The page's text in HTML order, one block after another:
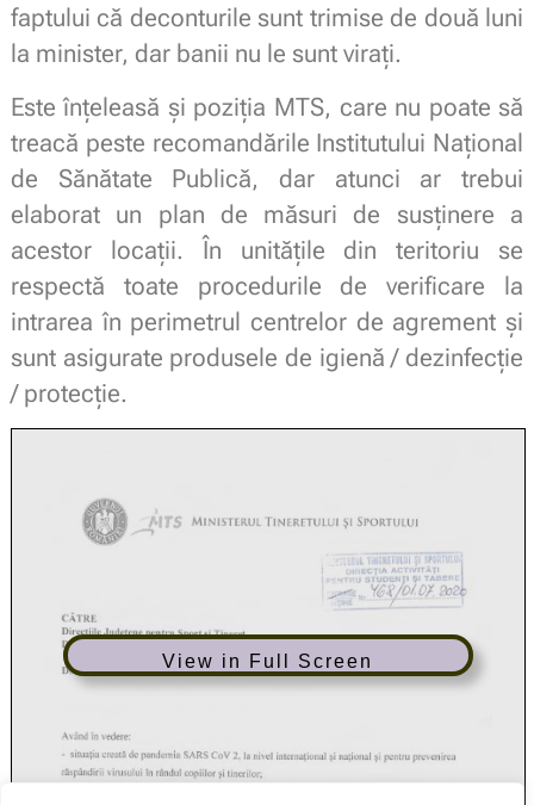
faptului că deconturile sunt trimise de două luni
la minister, dar banii nu le sunt virați.
Este înțeleasă și poziția MTS, care nu poate să
treacă peste recomandările Institutului Național
de Sănătate Publică, dar atunci ar trebui
elaborat un plan de măsuri de susținere a
acestor locații. În unitățile din teritoriu se
respectă toate procedurile de verificare la
intrarea în perimetrul centrelor de agrement și
sunt asigurate produsele de igienă / dezinfecție
/ protecție.
View in Full Screen